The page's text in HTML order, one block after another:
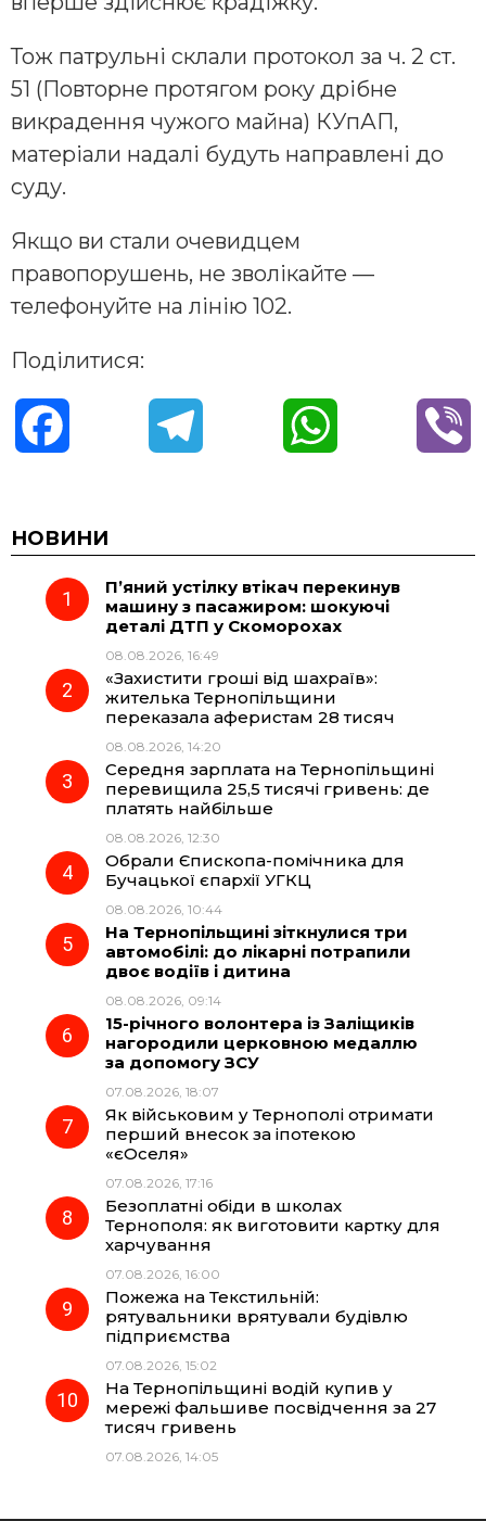
Тож патрульні склали протокол за ч. 2 ст.
51 (Повторне протягом року дрібне
викрадення чужого майна) КУпАП,
матеріали надалі будуть направлені до
суду.
Якщо ви стали очевидцем
правопорушень, не зволікайте —
телефонуйте на лінію 102.
Поділитися:
c
e
o
k
e
r
a
m
t
НОВИНИ
П’яний устілку втікач перекинув
машину з пасажиром: шокуючі
деталі ДТП у Скоморохах
08.08.2026, 16:49
«Захистити гроші від шахраїв»:
жителька Тернопільщини
переказала аферистам 28 тисяч
08.08.2026, 14:20
Середня зарплата на Тернопільщині
перевищила 25,5 тисячі гривень: де
платять найбільше
08.08.2026, 12:30
Обрали Єпископа-помічника для
Бучацької єпархії УГКЦ
08.08.2026, 10:44
На Тернопільщині зіткнулися три
автомобілі: до лікарні потрапили
двоє водіїв і дитина
08.08.2026, 09:14
15-річного волонтера із Заліщиків
нагородили церковною медаллю
за допомогу ЗСУ
07.08.2026, 18:07
Як військовим у Тернополі отримати
перший внесок за іпотекою
«єОселя»
07.08.2026, 17:16
Безоплатні обіди в школах
Тернополя: як виготовити картку для
харчування
07.08.2026, 16:00
Пожежа на Текстильній:
рятувальники врятували будівлю
підприємства
07.08.2026, 15:02
На Тернопільщині водій купив у
мережі фальшиве посвідчення за 27
тисяч гривень
07.08.2026, 14:05